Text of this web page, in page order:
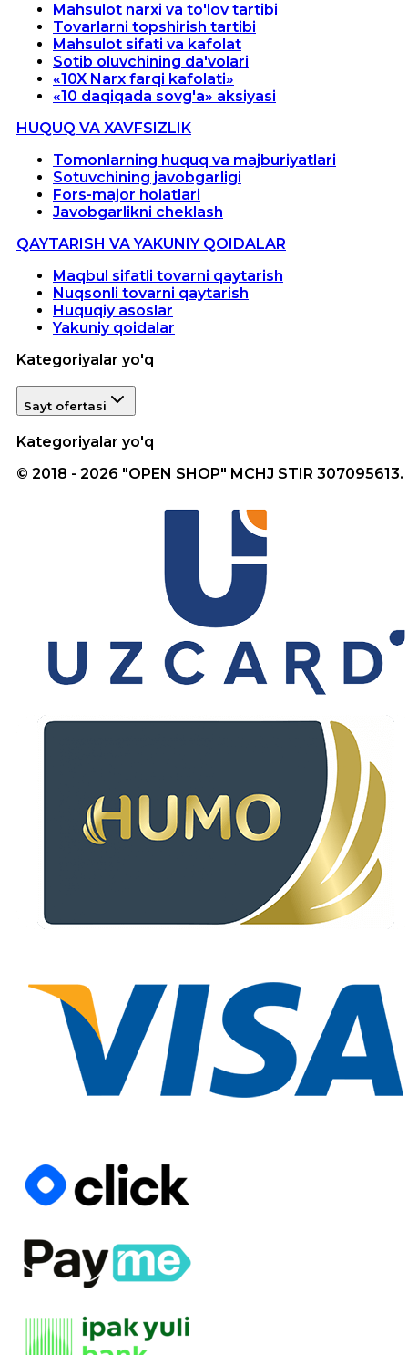
Mahsulot narxi va to'lov tartibi
Tovarlarni topshirish tartibi
Mahsulot sifati va kafolat
Sotib oluvchining da'volari
«10X Narx farqi kafolati»
«10 daqiqada sovg'a» aksiyasi
HUQUQ VA XAVFSIZLIK
Tomonlarning huquq va majburiyatlari
Sotuvchining javobgarligi
Fors-major holatlari
Javobgarlikni cheklash
QAYTARISH VA YAKUNIY QOIDALAR
Maqbul sifatli tovarni qaytarish
Nuqsonli tovarni qaytarish
Huquqiy asoslar
Yakuniy qoidalar
Kategoriyalar yo'q
Sayt ofertasi
Kategoriyalar yo'q
© 2018 - 2026 "OPEN SHOP" MCHJ STIR 307095613.